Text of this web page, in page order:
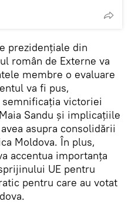
prezidențiale din
român de Externe va
membre o evaluare
va fi pus,
semnificaţia victoriei
Sandu şi implicaţiile
asupra consolidării
Moldova. În plus,
accentua importanţa
UE pentru
pentru care au votat